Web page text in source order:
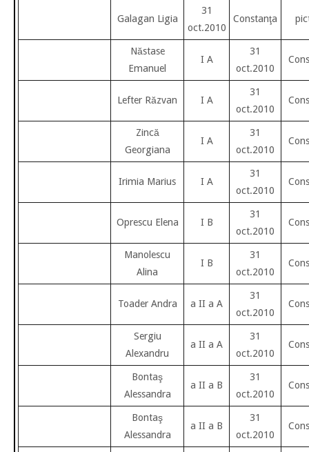
Galagan Ligia
31
oct.2010
Constanţa
Năstase
Emanuel
I A
31
oct.2010
Lefter Răzvan I A
31
oct.2010
Zincă
Georgiana
I A
31
oct.2010
Irimia Marius I A
31
oct.2010
Oprescu Elena I B
31
oct.2010
Manolescu
Alina
I B
31
oct.2010
Toader Andra a II a A
31
oct.2010
Sergiu
Alexandru
a II a A
31
oct.2010
Bontaş
Alessandra
a II a B
31
oct.2010
Bontaş
Alessandra
a II a B
31
oct.2010